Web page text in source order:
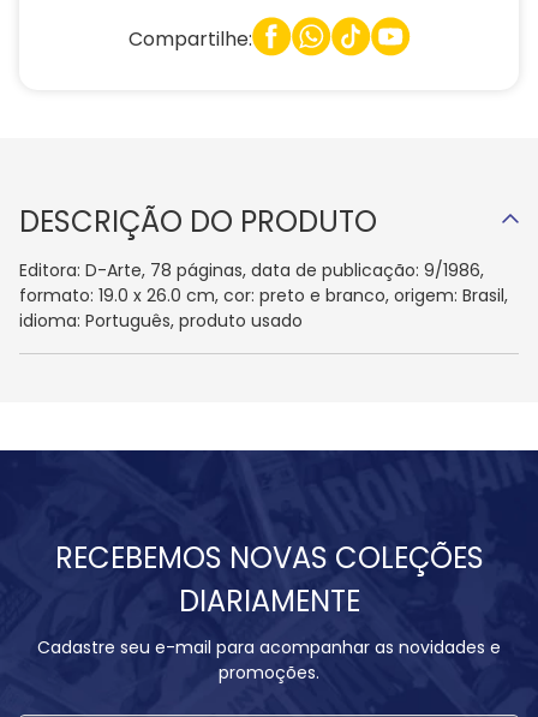
Compartilhe:
DESCRIÇÃO DO PRODUTO
Editora: D-Arte, 78 páginas, data de publicação: 9/1986,
formato: 19.0 x 26.0 cm, cor: preto e branco, origem: Brasil,
idioma: Português, produto usado
RECEBEMOS NOVAS COLEÇÕES
DIARIAMENTE
Cadastre seu e-mail para acompanhar as novidades e
promoções.